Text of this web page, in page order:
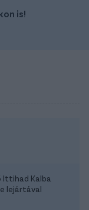
is!
Ittihad Kalba
lejártával